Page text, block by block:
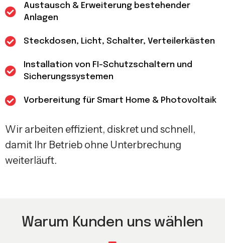
Austausch & Erweiterung bestehender
Anlagen
Steckdosen, Licht, Schalter, Verteilerkästen
Installation von FI-Schutzschaltern und
Sicherungssystemen
Vorbereitung für Smart Home & Photovoltaik
Wir arbeiten effizient, diskret und schnell,
damit Ihr Betrieb ohne Unterbrechung
weiterläuft.
Warum Kunden uns wählen